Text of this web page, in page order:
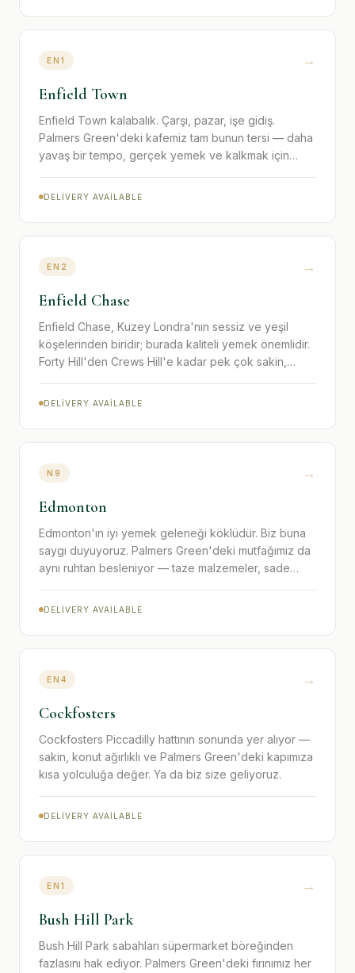
EN1 →
Enfield Town
Enfield Town kalabalık. Çarşı, pazar, işe gidiş.
Palmers Green'deki kafemiz tam bunun tersi — daha
yavaş bir tempo, gerçek yemek ve kalkmak için
DELIVERY AVAILABLE
EN2 →
Enfield Chase
Enfield Chase, Kuzey Londra'nın sessiz ve yeşil
köşelerinden biridir; burada kaliteli yemek önemlidir.
Forty Hill'den Crews Hill'e kadar pek çok sakin,
yolculuğun değer ettiğini keşfetti.
DELIVERY AVAILABLE
N9 →
Edmonton
Edmonton'ın iyi yemek geleneği köklüdür. Biz buna
saygı duyuyoruz. Palmers Green'deki mutfağımız da
aynı ruhtan besleniyor — taze malzemeler, sade
DELIVERY AVAILABLE
EN4 →
Cockfosters
Cockfosters Piccadilly hattının sonunda yer alıyor —
sakin, konut ağırlıklı ve Palmers Green'deki kapımıza
kısa yolculuğa değer. Ya da biz size geliyoruz.
DELIVERY AVAILABLE
EN1 →
Bush Hill Park
Bush Hill Park sabahları süpermarket böreğinden
fazlasını hak ediyor. Palmers Green'deki fırınımız her